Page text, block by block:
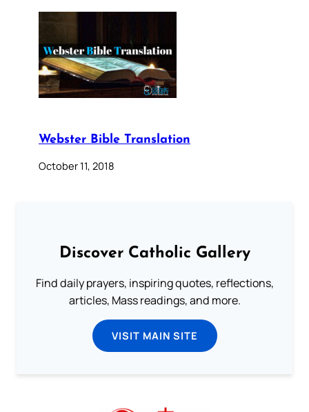
Webster Bible Translation
October 11, 2018
Discover Catholic Gallery
Find daily prayers, inspiring quotes, reflections,
articles, Mass readings, and more.
VISIT MAIN SITE